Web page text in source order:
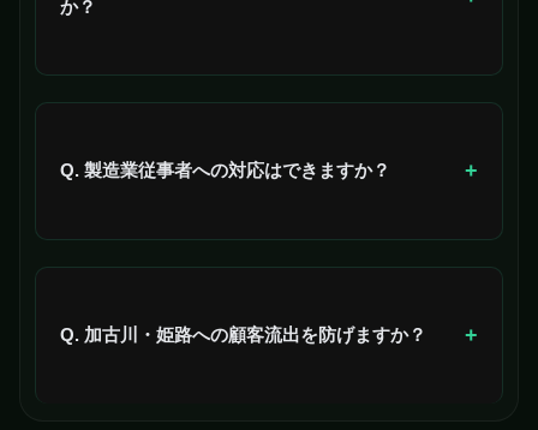
か？
Q. 製造業従事者への対応はできますか？ +
Q. 加古川・姫路への顧客流出を防げますか？ +